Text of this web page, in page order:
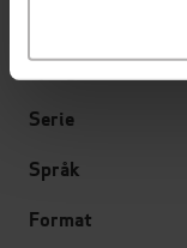
Sjanger
Serie
Språk
Format